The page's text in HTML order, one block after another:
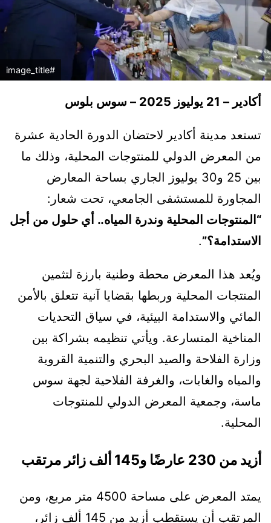
#image_title
أكادير – 21 يوليوز 2025 – سوس بلوس
تستعد مدينة أكادير لاحتضان الدورة الحادية عشرة
من المعرض الدولي للمنتوجات المحلية، وذلك ما
بين 25 و30 يوليوز الجاري بساحة المعارض
المجاورة للمستشفى الجامعي، تحت شعار:
“المنتوجات المحلية وندرة المياه.. أي حلول من أجل
الاستدامة؟”.
ويُعد هذا المعرض محطة وطنية بارزة لتثمين
المنتجات المحلية وربطها بقضايا آنية تتعلق بالأمن
المائي والاستدامة البيئية، في سياق التحديات
المناخية المتسارعة. ويأتي تنظيمه بشراكة بين
وزارة الفلاحة والصيد البحري والتنمية القروية
والمياه والغابات، والغرفة الفلاحية لجهة سوس
ماسة، وجمعية المعرض الدولي للمنتوجات
المحلية.
أزيد من 230 عارضًا و145 ألف زائر مرتقب
يمتد المعرض على مساحة 4500 متر مربع، ومن
المرتقب أن يستقطب أزيد من 145 ألف زائر،